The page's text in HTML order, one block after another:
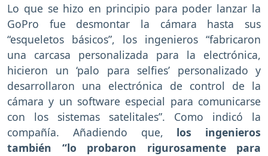
Lo que se hizo en principio para poder lanzar la
GoPro fue desmontar la cámara hasta sus
“esqueletos básicos”, los ingenieros “fabricaron
una carcasa personalizada para la electrónica,
hicieron un ‘palo para selfies’ personalizado y
desarrollaron una electrónica de control de la
cámara y un software especial para comunicarse
con los sistemas satelitales”. Como indicó la
compañía. Añadiendo que, los ingenieros
también “lo probaron rigurosamente para